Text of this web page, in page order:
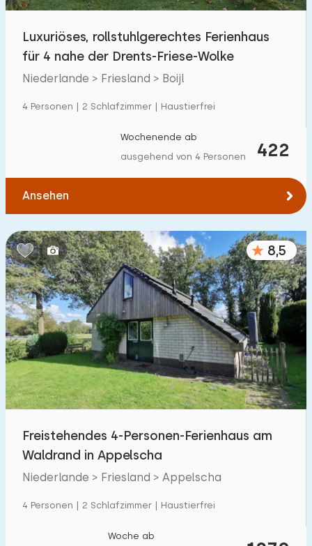
Luxuriöses, rollstuhlgerechtes Ferienhaus
für 4 nahe der Drents-Friese-Wolke
Niederlande > Friesland > Boijl
4 Personen | 2 Schlafzimmer | Haustierfrei
422
Wochenende ab
ausgehend von 4 Personen
Ansehen
8,5
Freistehendes 4-Personen-Ferienhaus am
Waldrand in Appelscha
Niederlande > Friesland > Appelscha
4 Personen | 2 Schlafzimmer | Haustierfrei
Woche ab